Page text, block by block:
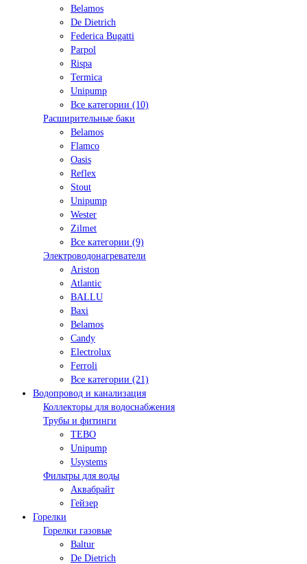
Belamos
De Dietrich
Federica Bugatti
Parpol
Rispa
Termica
Unipump
Все категории (10)
Расширительные баки
Belamos
Flamco
Oasis
Reflex
Stout
Unipump
Wester
Zilmet
Все категории (9)
Электроводонагреватели
Ariston
Atlantic
BALLU
Baxi
Belamos
Candy
Electrolux
Ferroli
Все категории (21)
Водопровод и канализация
Коллекторы для водоснабжения
Трубы и фитинги
TEBO
Unipump
Usystems
Фильтры для воды
Аквабрайт
Гейзер
Горелки
Горелки газовые
Baltur
De Dietrich